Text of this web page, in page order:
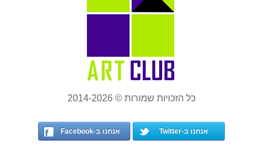
כל הזכויות שמורות © 2014-2026
אנחנו ב-Twitter אנחנו ב-Facebook